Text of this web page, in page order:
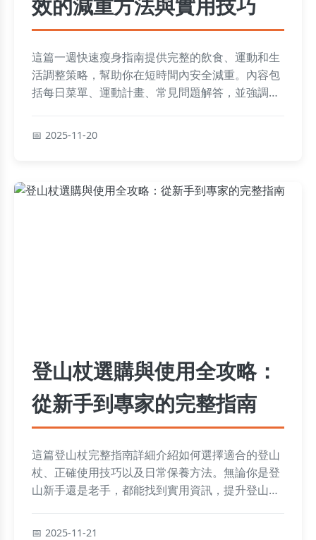
這篇一週快速瘦身指南提供完整的飲食、運動和生
活調整策略，幫助你在短時間內安全減重。內容包
括每日菜單、運動計畫、常見問題解答，並強調健
2025-11-20
登山杖選購與使用全攻略：
從新手到專家的完整指南
這篇登山杖完整指南詳細介紹如何選擇適合的登山
杖、正確使用技巧以及日常保養方法。無論你是登
山新手還是老手，都能找到實用資訊，提升登山安
2025-11-21